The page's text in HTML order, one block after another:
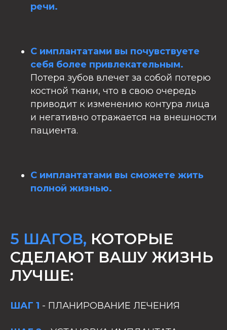
речи.
С имплантатами вы почувствуете
себя более привлекательным.
Потеря зубов влечет за собой потерю
костной ткани, что в свою очередь
приводит к изменению контура лица
и негативно отражается на внешности
пациента.
С имплантатами вы сможете жить
полной жизнью.
5 ШАГОВ, КОТОРЫЕ
СДЕЛАЮТ ВАШУ ЖИЗНЬ
ЛУЧШЕ:
ШАГ 1 - ПЛАНИРОВАНИЕ ЛЕЧЕНИЯ